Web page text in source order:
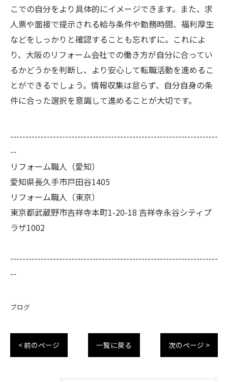
こでの自分をより具体的にイメージできます。また、求
人票や面接で提示される給与条件や勤務時間、福利厚生
などをしっかりと確認することも忘れずに。これによ
り、大阪のリフォーム会社での働き方が自分に合ってい
るかどうかを判断し、より安心して転職活動を進めるこ
とができるでしょう。情報収集は怠らず、自分自身の条
件に合った選択を意識して進めることが大切です。
--------------------------------------------------------------------
--
リフォーム職人（愛知）
愛知県長久手市戸田谷1405
リフォーム職人（東京）
東京都武蔵野市吉祥寺本町1-20-18 吉祥寺永谷シティプ
ラザ1002
--------------------------------------------------------------------
--
ブログ
< 前のページ 一覧に戻る 次のページ >